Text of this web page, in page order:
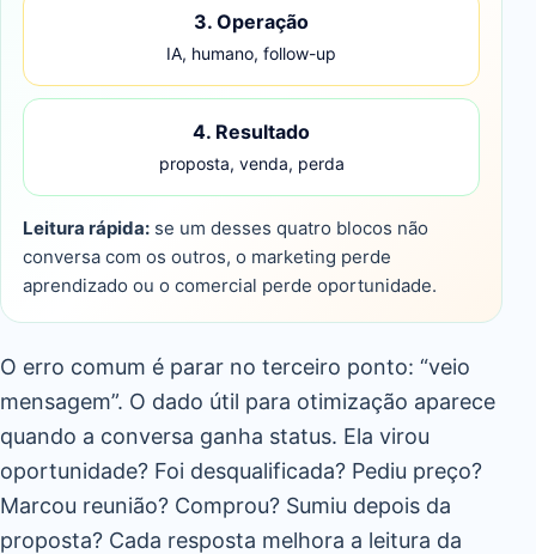
3. Operação
IA, humano, follow-up
4. Resultado
proposta, venda, perda
Leitura rápida: se um desses quatro blocos não
conversa com os outros, o marketing perde
aprendizado ou o comercial perde oportunidade.
O erro comum é parar no terceiro ponto: “veio
mensagem”. O dado útil para otimização aparece
quando a conversa ganha status. Ela virou
oportunidade? Foi desqualificada? Pediu preço?
Marcou reunião? Comprou? Sumiu depois da
proposta? Cada resposta melhora a leitura da